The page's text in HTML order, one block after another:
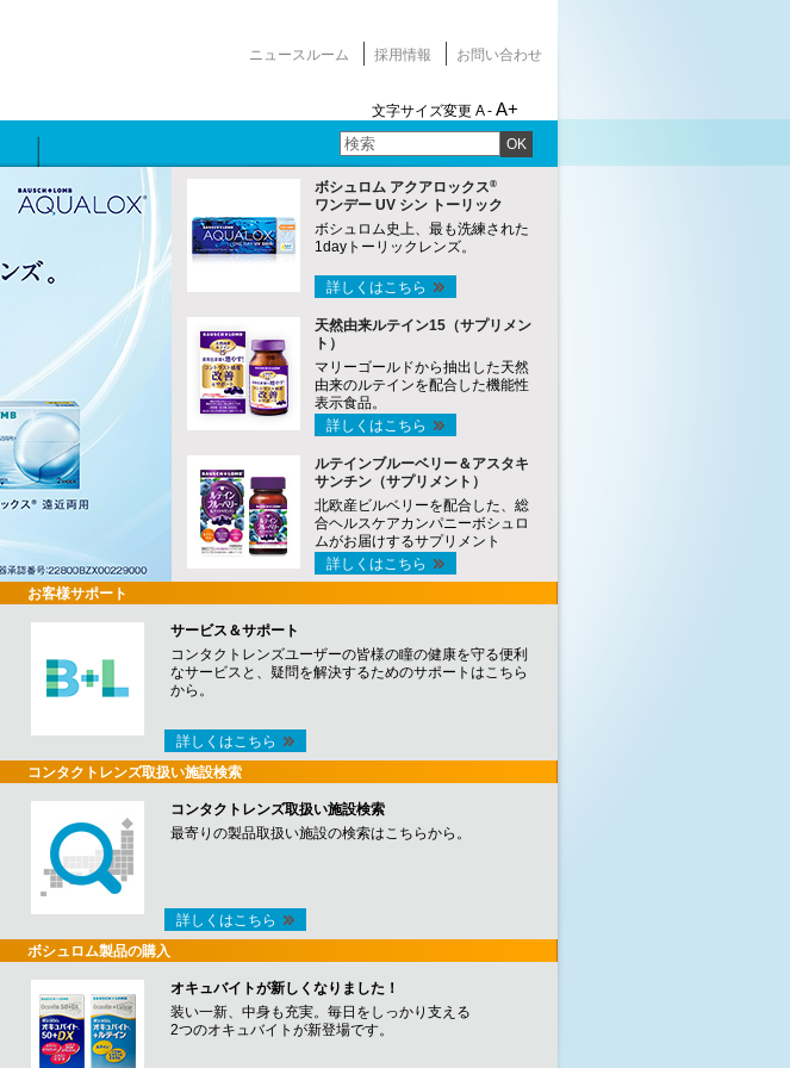
ニュースルーム 採用情報 お問い合わせ
文字サイズ変更 A - A+
OK
ボシュロム アクアロックス®
ワンデー UV シン トーリック
ボシュロム史上、最も洗練された
1dayトーリックレンズ。
詳しくはこちら
天然由来ルテイン15（サプリメン
ト）
マリーゴールドから抽出した天然
由来のルテインを配合した機能性
表示食品。
詳しくはこちら
ルテインブルーベリー＆アスタキ
サンチン（サプリメント）
北欧産ビルベリーを配合した、総
合ヘルスケアカンパニーボシュロ
ムがお届けするサプリメント
詳しくはこちら
お客様サポート
サービス＆サポート
コンタクトレンズユーザーの皆様の瞳の健康を守る便利
なサービスと、疑問を解決するためのサポートはこちら
から。
詳しくはこちら
コンタクトレンズ取扱い施設検索
コンタクトレンズ取扱い施設検索
最寄りの製品取扱い施設の検索はこちらから。
詳しくはこちら
ボシュロム製品の購入
オキュバイトが新しくなりました！
装い一新、中身も充実。毎日をしっかり支える
2つのオキュバイトが新登場です。